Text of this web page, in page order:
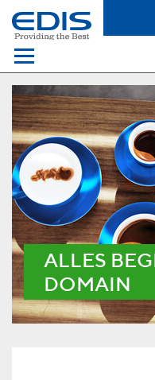
Menü
Domain names
Hosting
News
about EDIS
ALLES
DOMAIN